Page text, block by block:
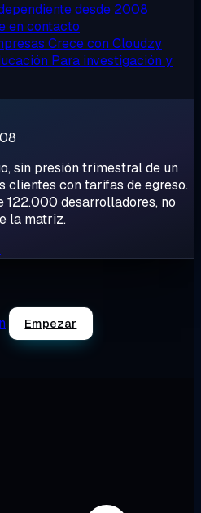
desde 2008
en contacto
Crece con Cloudzy
Para investigación y
sin presión trimestral de un
clientes con tarifas de egreso.
122.000 desarrolladores, no
la matriz.
Empezar